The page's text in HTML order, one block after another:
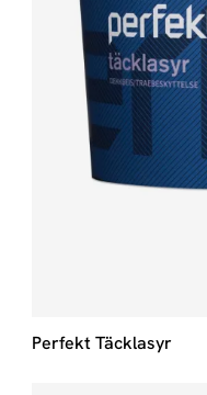
Perfekt Täcklasyr